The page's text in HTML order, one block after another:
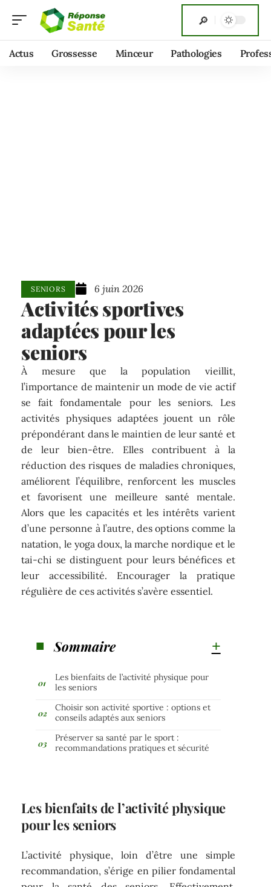
Actus Grossesse Minceur Pathologies
SENIORS 6 juin 2026
Activités sportives
adaptées pour les
seniors
À mesure que la population vieillit,
l’importance de maintenir un mode de vie actif
se fait fondamentale pour les seniors. Les
activités physiques adaptées jouent un rôle
prépondérant dans le maintien de leur santé et
de leur bien-être. Elles contribuent à la
réduction des risques de maladies chroniques,
améliorent l’équilibre, renforcent les muscles
et favorisent une meilleure santé mentale.
Alors que les capacités et les intérêts varient
d’une personne à l’autre, des options comme la
natation, le yoga doux, la marche nordique et le
tai-chi se distinguent pour leurs bénéfices et
leur accessibilité. Encourager la pratique
régulière de ces activités s’avère essentiel.
Sommaire
Les bienfaits de l’activité physique pour
les seniors
Choisir son activité sportive : options et
conseils adaptés aux seniors
Préserver sa santé par le sport :
recommandations pratiques et sécurité
Les bienfaits de l’activité physique
pour les seniors
L’activité physique, loin d’être une simple
recommandation, s’érige en pilier fondamental